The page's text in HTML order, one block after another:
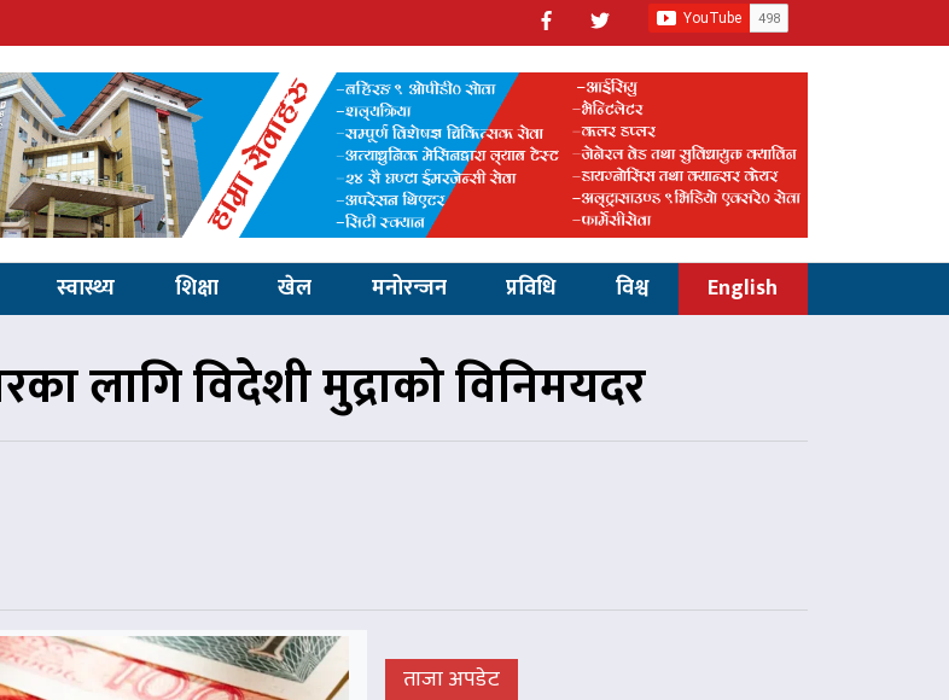
स्वास्थ्य शिक्षा खेल मनोरन्जन प्रविधि विश्व English
लागि विदेशी मुद्राको विनिमयदर
ताजा अपडेट